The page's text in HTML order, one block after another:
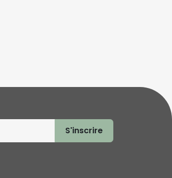
S'inscrire